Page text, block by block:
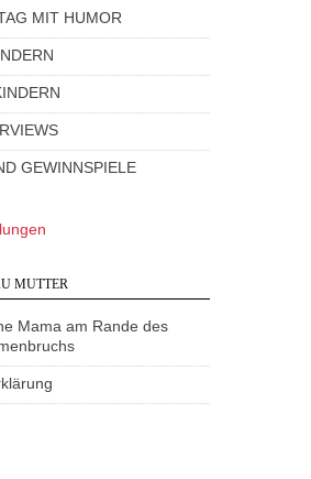
MIT HUMOR
GEWINNSPIELE
MUTTER
Mama am Rande des